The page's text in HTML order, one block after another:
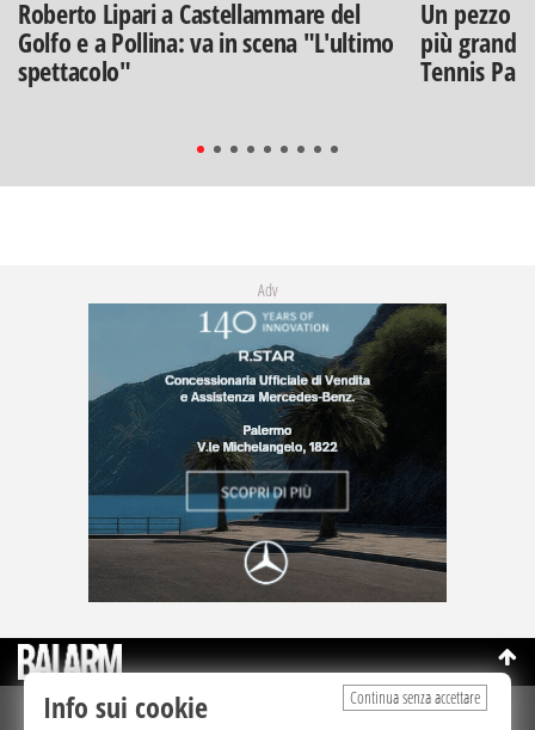
Roberto Lipari a Castellammare del
Golfo e a Pollina: va in scena "L'ultimo
spettacolo"
Un pezzo
più
Tennis
Adv
©Copyright 2003-2026
Continua senza accettare
Info sui cookie